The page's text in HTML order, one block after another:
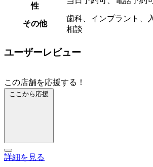
性
その他
歯科、インプラント、
相談
ユーザーレビュー
この店舗を応援する！
ここから応援
詳細を見る